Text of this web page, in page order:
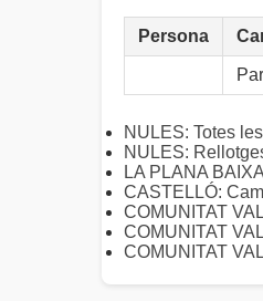
Persona
NULES: Totes
NULES:
LA PLANA
CASTELLÓ:
COMUNITAT
COMUNITAT
COMUNITAT